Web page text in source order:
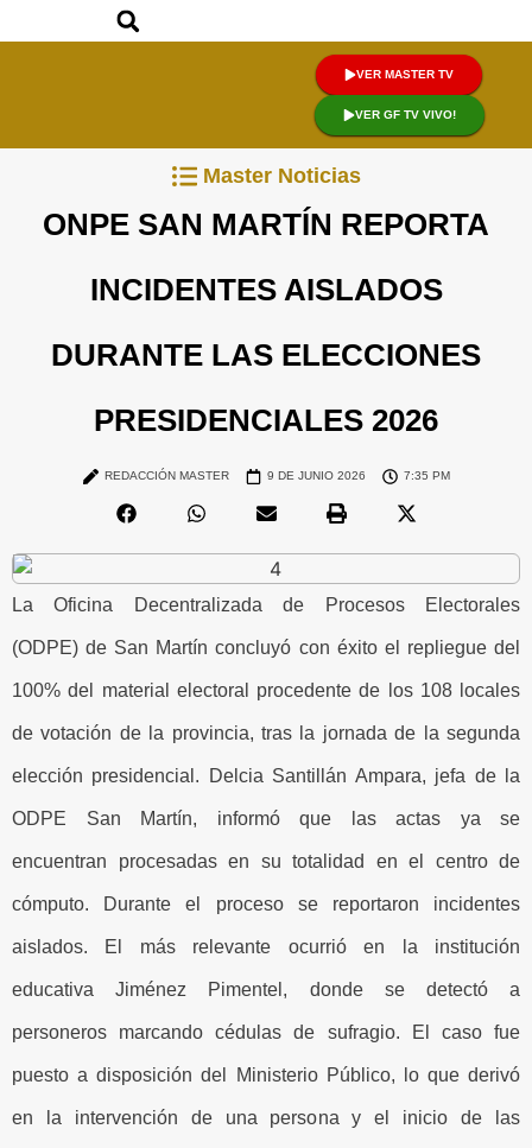
VER MASTER TV
VER GF TV VIVO!
Master Noticias
ONPE SAN MARTÍN REPORTA
INCIDENTES AISLADOS
DURANTE LAS ELECCIONES
PRESIDENCIALES 2026
REDACCIÓN MASTER 9 DE JUNIO 2026 7:35 PM
La Oficina Decentralizada de Procesos Electorales
(ODPE) de San Martín concluyó con éxito el repliegue del
100% del material electoral procedente de los 108 locales
de votación de la provincia, tras la jornada de la segunda
elección presidencial. Delcia Santillán Ampara, jefa de la
ODPE San Martín, informó que las actas ya se
encuentran procesadas en su totalidad en el centro de
cómputo. Durante el proceso se reportaron incidentes
aislados. El más relevante ocurrió en la institución
educativa Jiménez Pimentel, donde se detectó a
personeros marcando cédulas de sufragio. El caso fue
puesto a disposición del Ministerio Público, lo que derivó
en la intervención de una persona y el inicio de las